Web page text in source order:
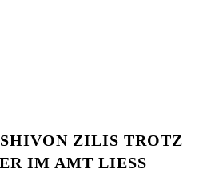
ZILIS TROTZ
IM AMT LIESS